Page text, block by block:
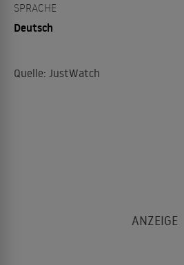
SPRACHE
Deutsch
Quelle: JustWatch